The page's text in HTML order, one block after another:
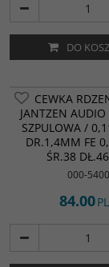
DO
CEWKA
JANTZEN
SZPULOWA /
DR.1,4MM FE
ŚR.38
000-5400
84.00